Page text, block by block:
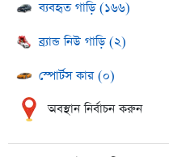
ব্যবহৃত গাড়ি (১৬৬)
ব্র্যান্ড নিউ গাড়ি (২)
স্পোর্টস কার (০)
অবস্থান নির্বাচন করুন